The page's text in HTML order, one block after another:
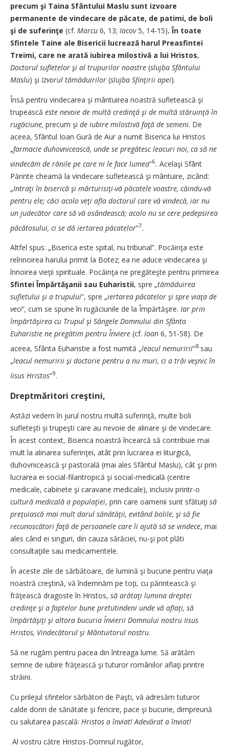
precum şi Taina Sfântului Maslu sunt izvoare
permanente de vindecare de păcate, de patimi, de boli
şi de suferinţe (cf. Marcu 6, 13; Iacov5, 14-15). În toate
Sfintele Taine ale Bisericii lucrează harul Preasfintei
Treimi, care ne arată iubirea milostivă a lui Hristos,
Doctorul sufletelor şi al trupurilor noastre (slujba Sfântului
Maslu) şi Izvorul tămăduirilor (slujba Sfinţirii apei).
Însă pentru vindecarea şi mântuirea noastră sufletească şi
trupească este nevoie de multă credinţă şi de multă stăruinţă în
rugăciune, precum şi de iubire milostivă faţă de semeni. De
aceea, Sfântul Ioan Gură de Aur a numit Biserica lui Hristos
„farmacie duhovnicească, unde se pregătesc leacuri noi, ca să ne
vindecăm de rănile pe care ni le face lumea”6. Acelaşi Sfânt
Părinte cheamă la vindecare sufletească şi mântuire, zicând:
„Intraţi în biserică şi mărturisiţi-vă păcatele voastre, căindu-vă
pentru ele; căci acolo veţi afla doctorul care vă vindecă, iar nu
un judecător care să vă osândească; acolo nu se cere pedepsirea
păcătosului, ci se dă iertarea păcatelor”7.
Altfel spus: „Biserica este spital, nu tribunal”. Pocăinţa este
reînnoirea harului primit la ­Botez; ea ne aduce vindecarea şi
înnoirea vieţii spirituale. Pocăinţa ne pregăteşte pentru primirea
Sfintei Împărtăşanii sau Euharistii, spre „tămăduirea
sufletului şi a trupului”, spre „iertarea păcatelor şi spre viaţa de
veci”, cum se spune în rugăciunile de la Împărtăşire. Iar prin
împărtăşirea cu Trupul şi Sângele Domnului din Sfânta
Euharistie ne pregătim pentru Înviere (cf. Ioan 6, 51-58). De
aceea, Sfânta Euharistie a fost numită „leacul nemuririi”8 sau
„leacul nemuririi şi doctorie pentru a nu muri, ci a trăi veşnic în
Iisus Hristos”9.
Dreptmăritori creştini,
Astăzi vedem în jurul nostru multă suferinţă, multe boli
sufleteşti şi trupeşti care au nevoie de alinare şi de vindecare.
În acest context, Biserica noastră încearcă să contribuie mai
mult la alinarea suferinţei, atât prin lucrarea ei liturgică,
duhovnicească şi pastorală (mai ales Sfântul Maslu), cât şi prin
lucrarea ei social-filantropică şi social-medicală (centre
medicale, cabinete şi caravane medicale), inclusiv printr-o
cultură medicală a populaţiei, prin care oamenii sunt sfătuiţi să
preţuiască mai mult darul sănătăţii, evitând bolile, şi să fie
recunoscători faţă de persoanele care îi ajută să se vindece, mai
ales când ei singuri, din cauza sărăciei, nu-şi pot plăti
consultaţiile sau medicamentele.
În aceste zile de sărbătoare, de lumină şi bucurie pentru viaţa
noastră creştină, vă îndemnăm pe toţi, cu părintească şi
frăţească dragoste în Hristos, să arătaţi lumina dreptei
credinţe şi a faptelor bune pretutindeni unde vă aflaţi, să
împărtăşiţi şi altora bucuria Învierii Domnului nostru Iisus
Hristos, Vindecătorul şi Mântuitorul nostru.
Să ne rugăm pentru pacea din întreaga lume. Să arătăm
semne de iubire frăţească şi tuturor românilor aflaţi printre
străini.
Cu prilejul sfintelor sărbători de Paşti, vă adresăm tuturor
calde doriri de sănătate şi fericire, pace şi bucurie, dimpreună
cu salutarea pascală: Hristos a înviat! Adevărat a înviat!
Al vostru către Hristos-Domnul rugător,